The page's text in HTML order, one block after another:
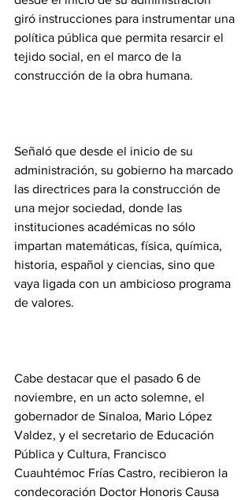
giró instrucciones para instrumentar una
política pública que permita resarcir el
tejido social, en el marco de la
construcción de la obra humana.
Señaló que desde el inicio de su
administración, su gobierno ha marcado
las directrices para la construcción de
una mejor sociedad, donde las
instituciones académicas no sólo
impartan matemáticas, física, química,
historia, español y ciencias, sino que
vaya ligada con un ambicioso programa
de valores.
Cabe destacar que el pasado 6 de
noviembre, en un acto solemne, el
gobernador de Sinaloa, Mario López
Valdez, y el secretario de Educación
Pública y Cultura, Francisco
Cuauhtémoc Frías Castro, recibieron la
condecoración Doctor Honoris Causa